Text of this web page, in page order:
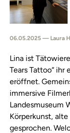
06.05.2025 — Laura
Lina ist
Tears Tattoo“
eröffnet.
immersive
Landesmuseum
Körperkunst,
gesprochen.